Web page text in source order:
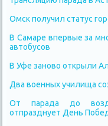
Омск получил статус
В Самаре впервые за
автобусов
В Уфе заново открыли
Два военных училища
От парада до
отпразднует День